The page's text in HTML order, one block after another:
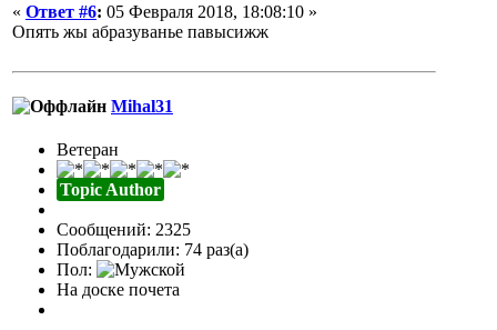
« Ответ #6: 05 Февраля 2018, 18:08:10 »
Опять жы абразуванье павысижж
Mihal31
Ветеран
Topic Author
Сообщений: 2325
Поблагодарили: 74 раз(а)
Пол:
На доске почета